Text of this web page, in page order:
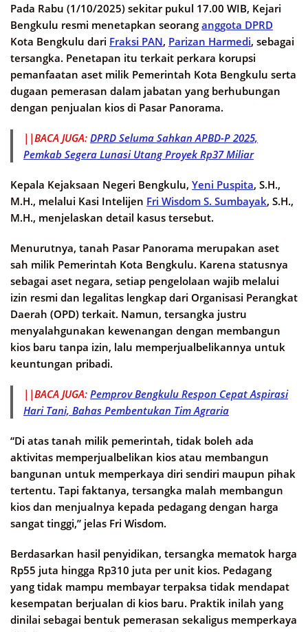
Pada Rabu (1/10/2025) sekitar pukul 17.00 WIB, Kejari
Bengkulu resmi menetapkan seorang anggota DPRD
Kota Bengkulu dari Fraksi PAN, Parizan Harmedi, sebagai
tersangka. Penetapan itu terkait perkara korupsi
pemanfaatan aset milik Pemerintah Kota Bengkulu serta
dugaan pemerasan dalam jabatan yang berhubungan
dengan penjualan kios di Pasar Panorama.
||BACA JUGA: DPRD Seluma Sahkan APBD-P 2025,
Pemkab Segera Lunasi Utang Proyek Rp37 Miliar
Kepala Kejaksaan Negeri Bengkulu, Yeni Puspita, S.H.,
M.H., melalui Kasi Intelijen Fri Wisdom S. Sumbayak, S.H.,
M.H., menjelaskan detail kasus tersebut.
Menurutnya, tanah Pasar Panorama merupakan aset
sah milik Pemerintah Kota Bengkulu. Karena statusnya
sebagai aset negara, setiap pengelolaan wajib melalui
izin resmi dan legalitas lengkap dari Organisasi Perangkat
Daerah (OPD) terkait. Namun, tersangka justru
menyalahgunakan kewenangan dengan membangun
kios baru tanpa izin, lalu memperjualbelikannya untuk
keuntungan pribadi.
||BACA JUGA: Pemprov Bengkulu Respon Cepat Aspirasi
Hari Tani, Bahas Pembentukan Tim Agraria
“Di atas tanah milik pemerintah, tidak boleh ada
aktivitas memperjualbelikan kios atau membangun
bangunan untuk memperkaya diri sendiri maupun pihak
tertentu. Tapi faktanya, tersangka malah membangun
kios dan menjualnya kepada pedagang dengan harga
sangat tinggi,” jelas Fri Wisdom.
Berdasarkan hasil penyidikan, tersangka mematok harga
Rp55 juta hingga Rp310 juta per unit kios. Pedagang
yang tidak mampu membayar terpaksa tidak mendapat
kesempatan berjualan di kios baru. Praktik inilah yang
dinilai sebagai bentuk pemerasan sekaligus memperkaya